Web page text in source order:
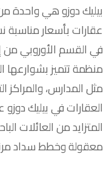
بيليك دوزو هي واحدة
عقارات بأسعار مناسبة
في القسم الأوروبي
منظمة تتميز بشوارعها
مثل المدارس، والمراكز
العقارات في بيليك
المتزايد من العائلات
معقولة وخطط سداد